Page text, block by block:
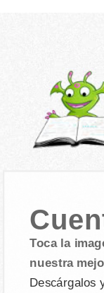
Toca la
nuestra
Descárgalos